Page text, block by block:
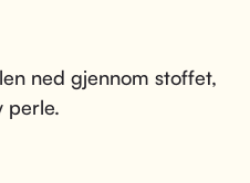
ned gjennom stoffet,
perle.